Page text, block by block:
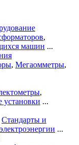
,
машин ...
, Мегаомметры,
,
...
Стандарты и
...